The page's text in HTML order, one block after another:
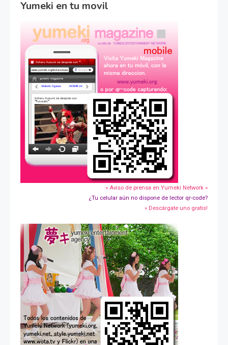
Yumeki en tu movil
» Aviso de prensa en Yumeki Network »
¿Tu celular aún no dispone de lector qr-code?
» Descárgate uno gratis!